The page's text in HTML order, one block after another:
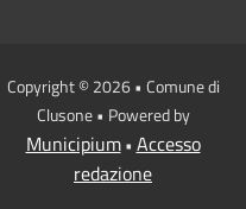
Copyright © 2026 • Comune di
Clusone • Powered by
Municipium• Accesso
redazione